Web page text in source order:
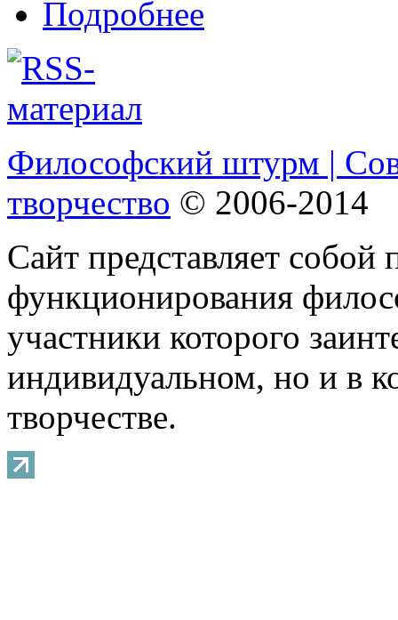
Подробнее
Философский штурм |
творчество © 2006-2014
Сайт представляет собой
функционирования
участники которого
индивидуальном, но и в
творчестве.